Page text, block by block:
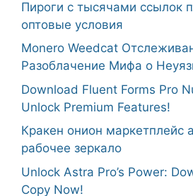
Пироги с тысячами ссылок
оптовые условия
Monero Weedcat
Разоблачение Мифа о
Download Fluent Forms Pro
Unlock Premium Features!
Кракен онион маркетплейс
рабочее зеркало
Unlock Astra Pro’s Power:
Copy Now!